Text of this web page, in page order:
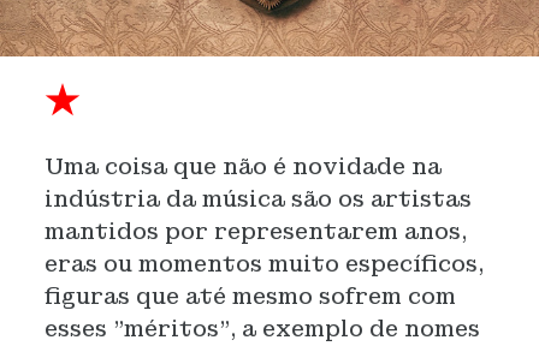
★
Uma coisa que não é novidade na
indústria da música são os artistas
mantidos por representarem anos,
eras ou momentos muito específicos,
figuras que até mesmo sofrem com
esses "méritos", a exemplo de nomes